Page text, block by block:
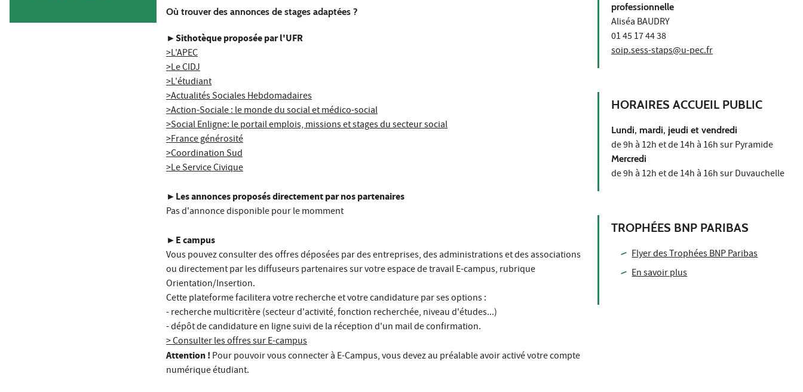
Où trouver des annonces de stages adaptées ?
►Sithotèque proposée par l'UFR
>L'APEC
>Le CIDJ
>L'étudiant
>Actualités Sociales Hebdomadaires
>Action-Sociale : le monde du social et médico-social
>Social Enligne: le portail emplois, missions et stages du secteur social
>France générosité
>Coordination Sud
>Le Service Civique
►Les annonces proposés directement par nos partenaires
Pas d'annonce disponible pour le momment
►E campus
Vous pouvez consulter des offres déposées par des entreprises, des administrations et des associations
ou directement par les diffuseurs partenaires sur votre espace de travail E-campus, rubrique
Orientation/Insertion.
Cette plateforme facilitera votre recherche et votre candidature par ses options :
- recherche multicritère (secteur d'activité, fonction recherchée, niveau d'études...)
- dépôt de candidature en ligne suivi de la réception d'un mail de confirmation.
> Consulter les offres sur E-campus
Attention ! Pour pouvoir vous connecter à E-Campus, vous devez au préalable avoir activé votre compte
numérique étudiant.
professionnelle
Aliséa BAUDRY
01 45 17 44 38
soip.sess-staps@u-pec.fr
HORAIRES ACCUEIL PUBLIC
Lundi, mardi, jeudi et vendredi
de 9h à 12h et de 14h à 16h sur Pyramide
Mercredi
de 9h à 12h et de 14h à 16h sur Duvauchelle
TROPHÉES BNP PARIBAS
Flyer des Trophées BNP Paribas
En savoir plus